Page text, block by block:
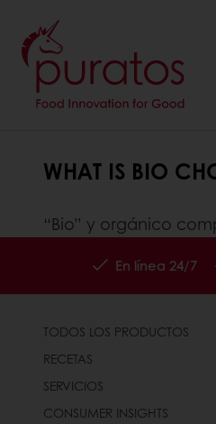
WHAT IS BIO
“Bio” y orgánico
En línea 24/7
TODOS LOS PRODUCTOS
RECETAS
SERVICIOS
CONSUMER INSIGHTS